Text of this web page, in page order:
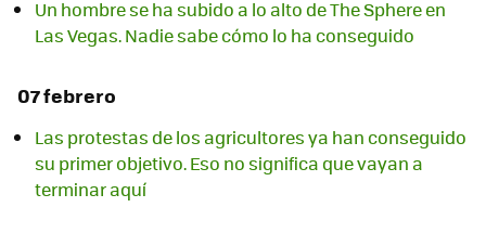
Un hombre se ha subido a lo alto de The Sphere en
Las Vegas. Nadie sabe cómo lo ha conseguido
07 febrero
Las protestas de los agricultores ya han conseguido
su primer objetivo. Eso no significa que vayan a
terminar aquí